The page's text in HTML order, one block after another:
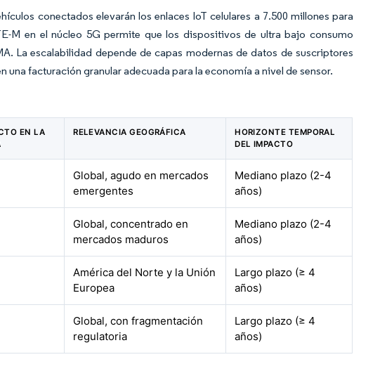
conectados elevarán los enlaces IoT celulares a 7.500 millones para
M en el núcleo 5G permite que los dispositivos de ultra bajo consumo
La escalabilidad depende de capas modernas de datos de suscriptores
facturación granular adecuada para la economía a nivel de sensor.
EN LA
RELEVANCIA GEOGRÁFICA
HORIZONTE TEMPORAL
DEL IMPACTO
Global, agudo en mercados
emergentes
Mediano plazo (2-4
años)
Global, concentrado en
mercados maduros
Mediano plazo (2-4
años)
América del Norte y la Unión
Europea
Largo plazo (≥ 4
años)
Global, con fragmentación
regulatoria
Largo plazo (≥ 4
años)